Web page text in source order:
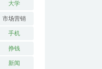
大学
市场营销
手机
挣钱
新闻